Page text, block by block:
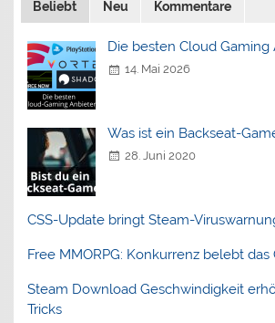
Beliebt Neu Kommentare
Die besten Cloud Gaming
14. Mai 2026
Was ist ein Backseat-
28. Juni 2020
CSS-Update bringt Steam-
Free MMORPG: Konkurrenz belebt das
Steam Download Geschwindigkeit
Tricks